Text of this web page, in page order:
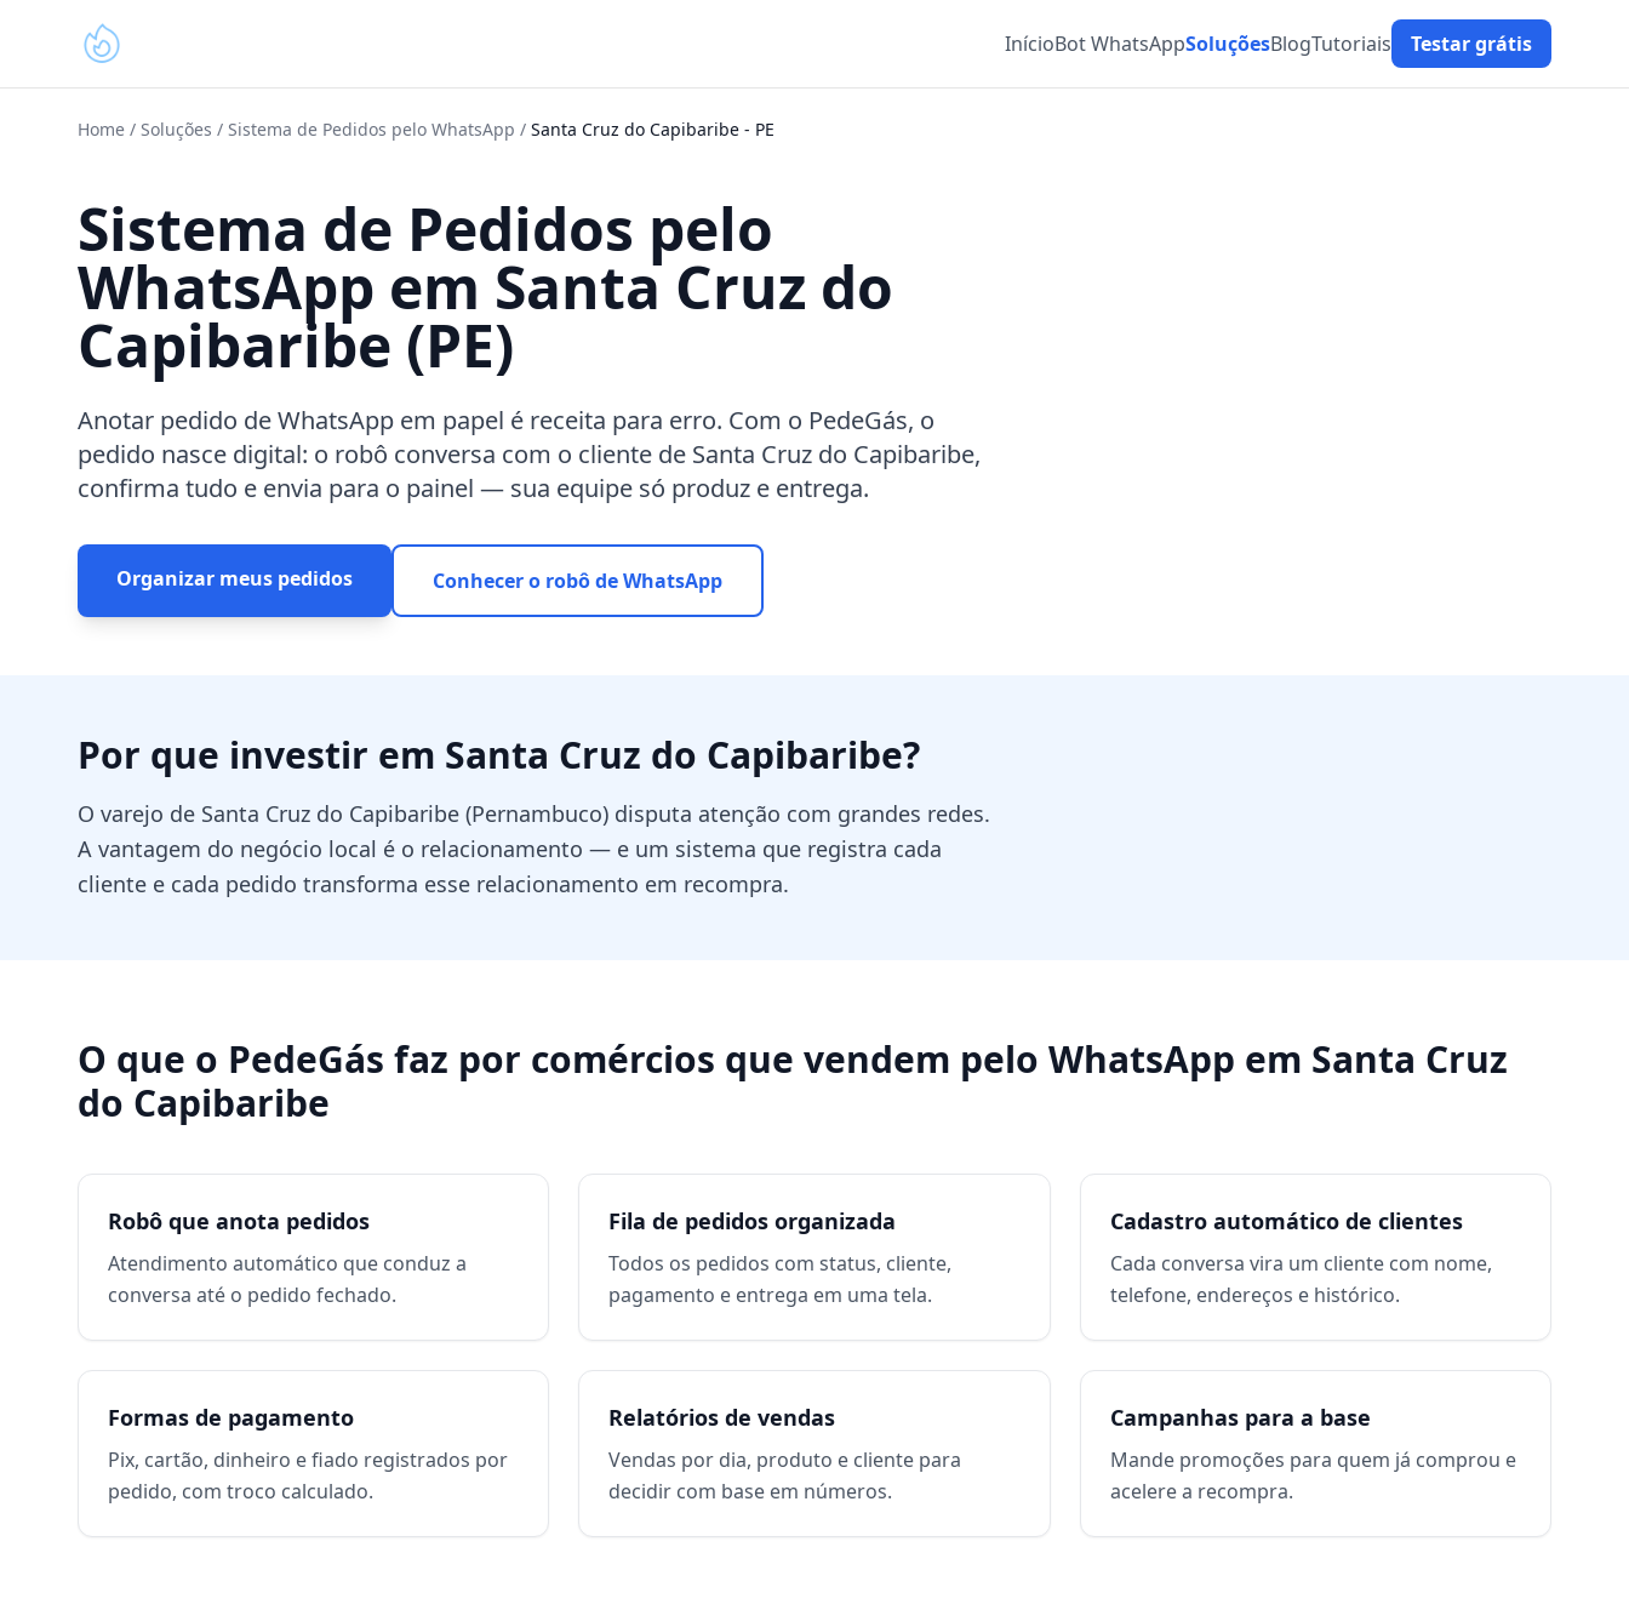
InícioBot WhatsAppSoluçõesBlogTutoriais Testar grátis
Home / Soluções / Sistema de Pedidos pelo WhatsApp / Santa Cruz do Capibaribe - PE
Sistema de Pedidos pelo
WhatsApp em Santa Cruz do
Capibaribe (PE)
Anotar pedido de WhatsApp em papel é receita para erro. Com o PedeGás, o
pedido nasce digital: o robô conversa com o cliente de Santa Cruz do Capibaribe,
confirma tudo e envia para o painel — sua equipe só produz e entrega.
Organizar meus pedidos Conhecer o robô de WhatsApp
Por que investir em Santa Cruz do Capibaribe?
O varejo de Santa Cruz do Capibaribe (Pernambuco) disputa atenção com grandes redes.
A vantagem do negócio local é o relacionamento — e um sistema que registra cada
cliente e cada pedido transforma esse relacionamento em recompra.
O que o PedeGás faz por comércios que vendem pelo WhatsApp em Santa Cruz
do Capibaribe
Robô que anota pedidos
Atendimento automático que conduz a
conversa até o pedido fechado.
Fila de pedidos organizada
Todos os pedidos com status, cliente,
pagamento e entrega em uma tela.
Cadastro automático de clientes
Cada conversa vira um cliente com nome,
telefone, endereços e histórico.
Formas de pagamento
Pix, cartão, dinheiro e fiado registrados por
pedido, com troco calculado.
Relatórios de vendas
Vendas por dia, produto e cliente para
decidir com base em números.
Campanhas para a base
Mande promoções para quem já comprou e
acelere a recompra.